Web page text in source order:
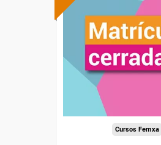
Cursos Femxa